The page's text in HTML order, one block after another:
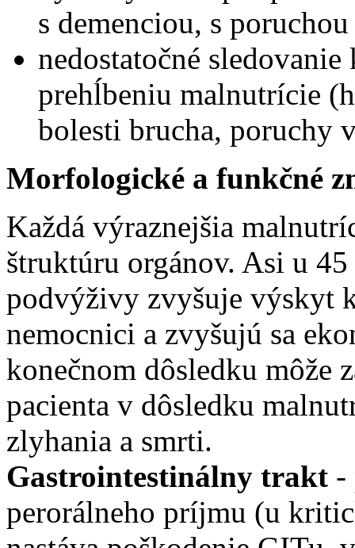
s demenciou, s
nedostatočné
prehĺbeniu malnutrície
bolesti brucha, poruchy
Morfologické a funkčné
Každá výraznejšia
štruktúru orgánov. Asi u
podvýživy zvyšuje výskyt
nemocnici a zvyšujú sa
konečnom dôsledku môže
pacienta v dôsledku
zlyhania a smrti.
Gastrointestinálny trakt -
perorálneho príjmu (u